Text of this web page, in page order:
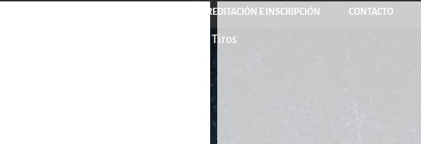
ACREDITACIÓN E INSCRIPCIÓN CONTACTO
Daystate Wolverine 2 HP Hi Lite 6,35/23″/10 Tiros